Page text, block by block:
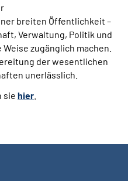
breiten Öffentlichkeit –
Verwaltung, Politik und
zugänglich machen.
der wesentlichen
unerlässlich.
sie hier